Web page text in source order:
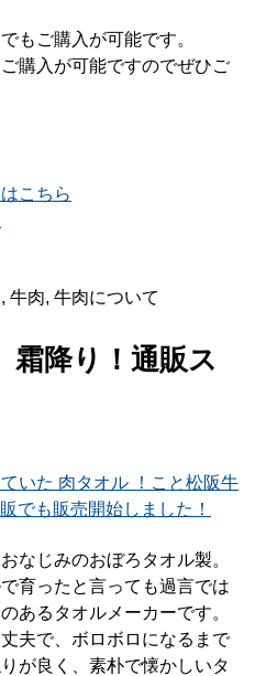
もご購入が可能です。
購入が可能ですのでぜひご
こちら
, 牛肉, 牛肉について
霜降り！通販ス
いた 肉タオル ！こと松阪牛
でも販売開始しました！
なじみのおぼろタオル製。
育ったと言っても過言では
あるタオルメーカーです。
夫で、ボロボロになるまで
が良く、素朴で懐かしいタ